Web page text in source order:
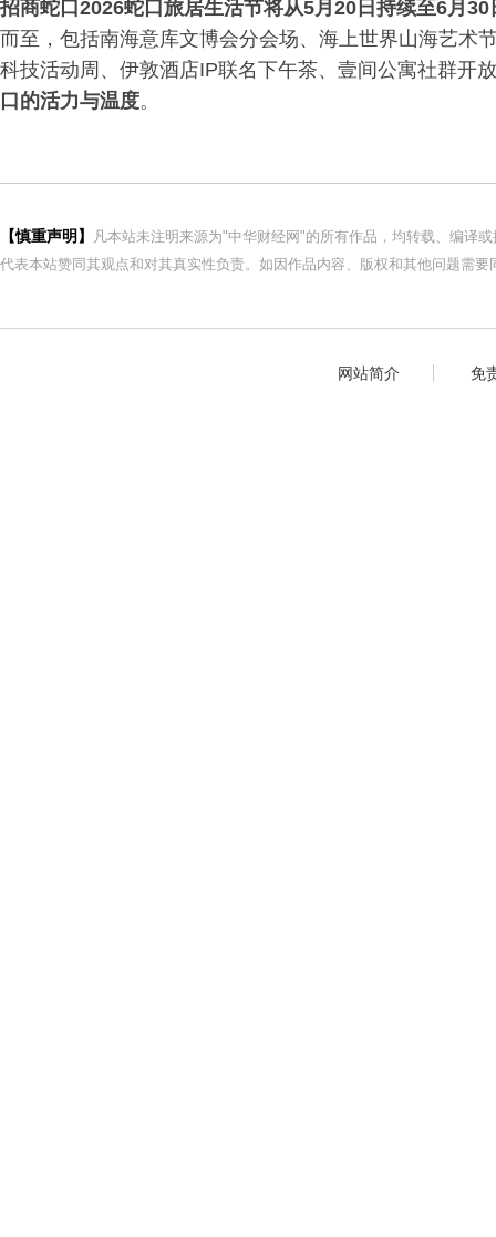
招商蛇口2026蛇口旅居生活节将从5月20日持续至6月30
而至，包括南海意库文博会分会场、海上世界山海艺术
科技活动周、伊敦酒店IP联名下午茶、壹间公寓社群开
口的活力与温度。
【慎重声明】
凡本站未注明来源为"中华财经网"的所有作品，均转载、编译
代表本站赞同其观点和对其真实性负责。如因作品内容、版权和其他问题需
网站简介 免